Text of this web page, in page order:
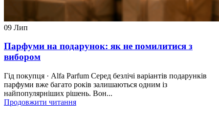
09 Лип
Парфуми на подарунок: як не помилитися з
вибором
Гід покупця · Alfa Parfum Серед безлічі варіантів подарунків
парфуми вже багато років залишаються одним із
найпопулярніших рішень. Вон...
Продовжити читання